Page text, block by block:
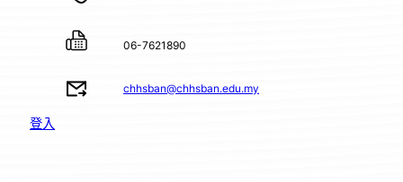
06-7621890
chhsban@chhsban.edu.my
登入